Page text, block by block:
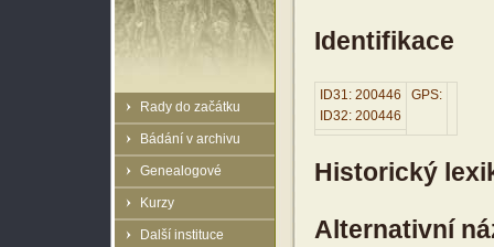
Rady do začátku
Bádání v archivu
Genealogové
Kurzy
Další instituce
Identifikace
ID31: 200446
ID32: 200446
GPS:
Historický
Alternativní